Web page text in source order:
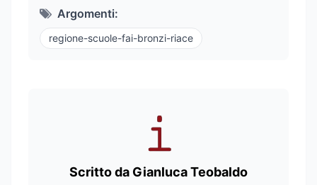
Argomenti:
regione-scuole-fai-bronzi-riace
Scritto da Gianluca Teobaldo